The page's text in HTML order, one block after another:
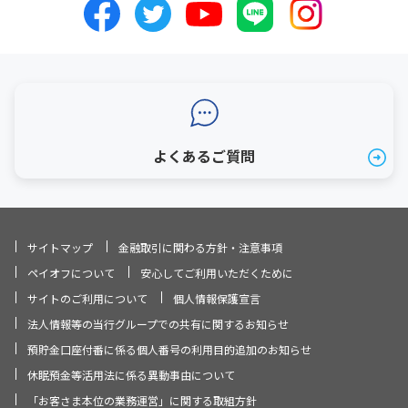
よくあるご質問
サイトマップ
金融取引に関わる方針・注意事項
ペイオフについて
安心してご利用いただくために
サイトのご利用について
個人情報保護宣言
法人情報等の当行グループでの共有に関するお知らせ
預貯金口座付番に係る個人番号の利用目的追加のお知らせ
休眠預金等活用法に係る異動事由について
「お客さま本位の業務運営」に関する取組方針